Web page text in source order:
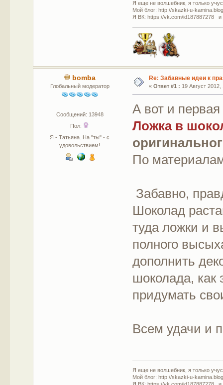
Я еще не волшебник, я только
Мой блог: http://skazki-u-
Я ВК: https://vk.com/id187887278 и
bomba
Глобальный модератор
Сообщений: 13948
Пол:
Я - Татьяна. На "ты" - с
удовольствием!
Re: Забавные идеи к
« Ответ #1 : 19 Август 2012,
А вот и
Ложка в
По
Забавно,
Шоколад
туда ложки и
полного
дополнить
шоколада, как
придумать
Всем удачи и
Я еще не волшебник, я только
Мой блог: http://skazki-u-